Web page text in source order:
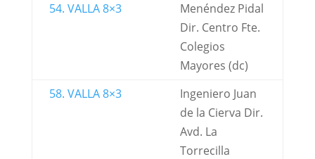
54. VALLA 8×3
Menéndez Pidal
Dir. Centro Fte.
Colegios
Mayores (dc)
58. VALLA 8×3
Ingeniero Juan
de la Cierva Dir.
Avd. La
Torrecilla